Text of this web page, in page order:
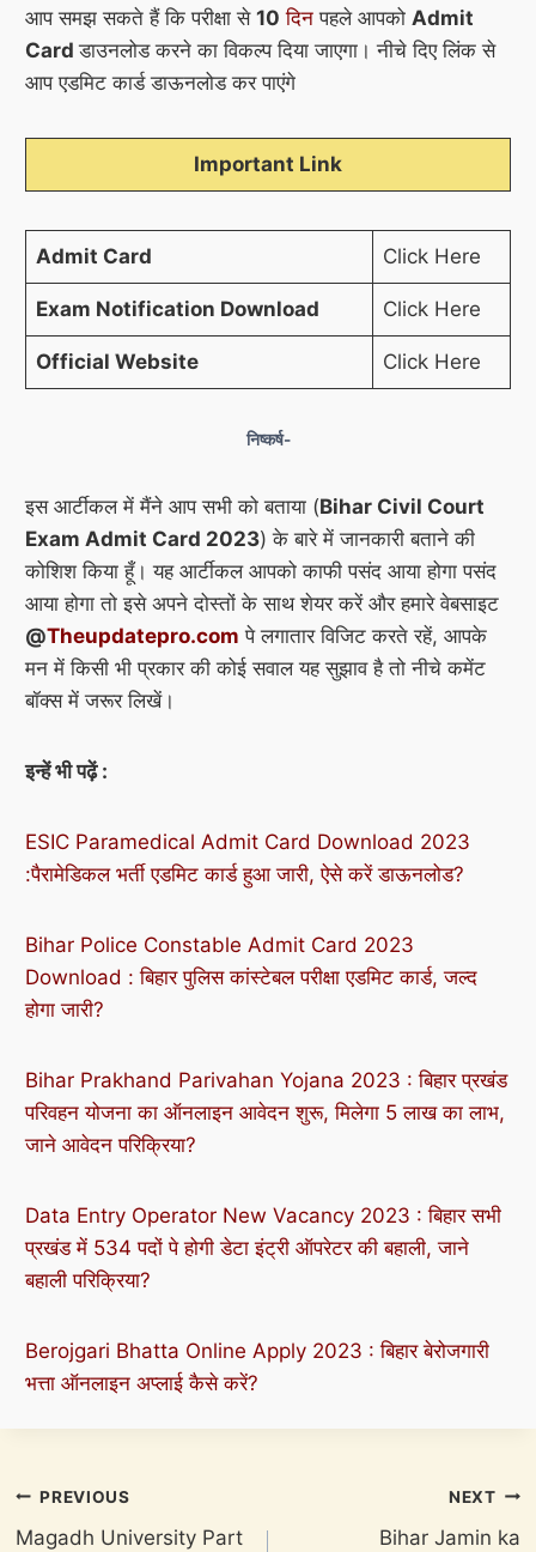
आप समझ सकते हैं कि परीक्षा से 10 दिनपहले आपको Admit
Cardडाउनलोड करने का विकल्प दिया जाएगा। नीचे दिए लिंक से
आप एडमिट कार्ड डाऊनलोड कर पाएंगे
Important Link
Admit Card Click Here
Exam Notification Download Click Here
Official Website Click Here
निष्कर्ष-
इस आर्टीकल में मैंने आप सभी को बताया (Bihar Civil Court
Exam Admit Card 2023) के बारे में जानकारी बताने की
कोशिश किया हूँ। यह आर्टीकल आपको काफी पसंद आया होगा पसंद
आया होगा तो इसे अपने दोस्तों के साथ शेयर करें और हमारे वेबसाइट
@Theupdatepro.com पे लगातार विजिट करते रहें, आपके
मन में किसी भी प्रकार की कोई सवाल यह सुझाव है तो नीचे कमेंट
बॉक्स में जरूर लिखें।
इन्हें भी पढ़ें :
ESIC Paramedical Admit Card Download 2023
:पैरामेडिकल भर्ती एडमिट कार्ड हुआ जारी, ऐसे करें डाऊनलोड?
Bihar Police Constable Admit Card 2023
Download : बिहार पुलिस कांस्टेबल परीक्षा एडमिट कार्ड, जल्द
होगा जारी?
Bihar Prakhand Parivahan Yojana 2023 : बिहार प्रखंड
परिवहन योजना का ऑनलाइन आवेदन शुरू, मिलेगा 5 लाख का लाभ,
जाने आवेदन परिक्रिया?
Data Entry Operator New Vacancy 2023 : बिहार सभी
प्रखंड में 534 पदों पे होगी डेटा इंट्री ऑपरेटर की बहाली, जाने
बहाली परिक्रिया?
Berojgari Bhatta Online Apply 2023 : बिहार बेरोजगारी
भत्ता ऑनलाइन अप्लाई कैसे करें?
Post
navigation
PREVIOUS
Magadh University Part
NEXT
Bihar Jamin ka